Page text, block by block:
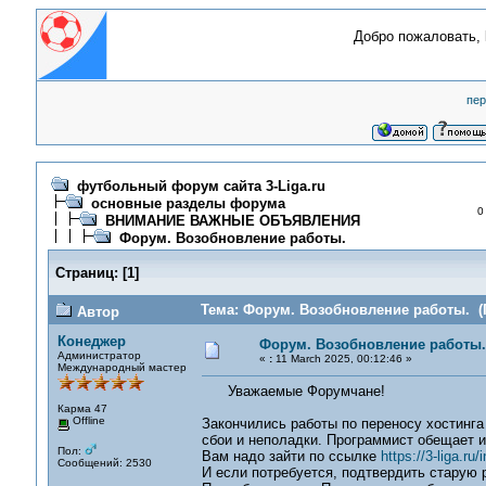
Добро пожаловать,
футбольный форум сайта 3-Liga.ru
основные разделы форума
ВНИМАНИЕ ВАЖНЫЕ ОБЪЯВЛЕНИЯ
Форум. Возобновление работы.
0
Страниц: [1]
Автор
Тема: Форум. Возобновление работы.
Конеджер
Администратор
Международный мастер
Карма 47
Offline
Пол:
Сообщений: 2530
Форум. Возобновление работы.
« :11 March 2025, 00:12:46 »
Уважаемые Форумчане!
Закончились работы по переносу
сбои и неполадки. Программист обещает
Вам надо зайти по ссылке https://3-liga.ru/
И если потребуется, подтвердить старую